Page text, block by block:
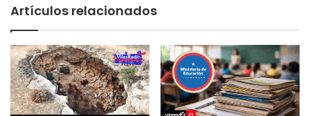
Artículos relacionados